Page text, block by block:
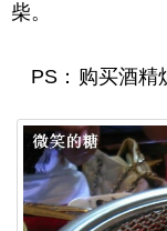
柴。
PS：购买酒精